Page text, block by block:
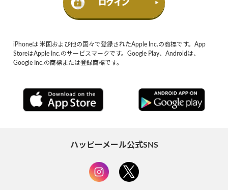
iPhoneは 米国および他の国々で登録されたApple Inc.の商標です。App
StoreはApple Inc.のサービスマークです。Google Play、Androidは、
Google Inc.の商標または登録商標です。
ハッピーメール公式SNS